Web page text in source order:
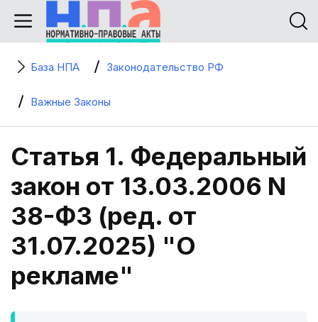
База НПА Законодательство РФ
Важные Законы
Статья 1. Федеральный
закон от 13.03.2006 N
38-ФЗ (ред. от
31.07.2025) "О
рекламе"